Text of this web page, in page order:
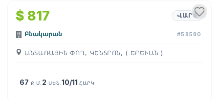
$ 817 ՎԱՐՁ
Բնակարան #58580
ԱՆՏԱՌԱՅԻՆ ՓՈՂ, ԿԵՆՏՐՈՆ, ( ԵՐԵՒԱՆ )
67 Ք.Մ. 2 ՍԵՆ.10/11ՀԱՐԿ